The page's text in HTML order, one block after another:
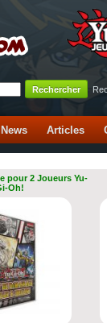
News Articles
pour 2 Joueurs Yu-
Oh!